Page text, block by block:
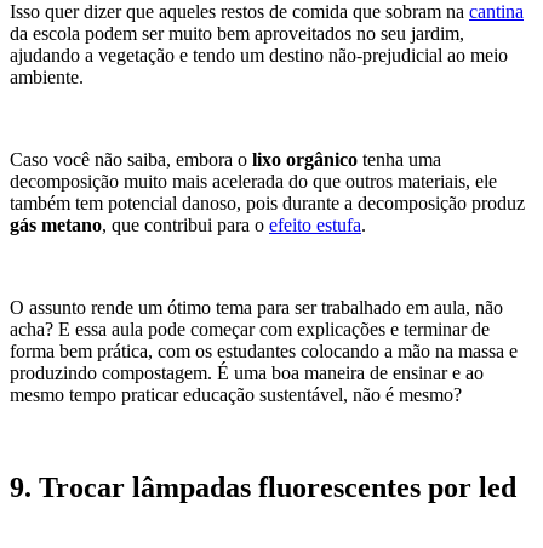
Isso quer dizer que aqueles restos de comida que sobram na cantina
da escola podem ser muito bem aproveitados no seu jardim,
ajudando a vegetação e tendo um destino não-prejudicial ao meio
ambiente.
Caso você não saiba, embora o lixo orgânico tenha uma
decomposição muito mais acelerada do que outros materiais, ele
também tem potencial danoso, pois durante a decomposição produz
gás metano, que contribui para o efeito estufa.
O assunto rende um ótimo tema para ser trabalhado em aula, não
acha? E essa aula pode começar com explicações e terminar de
forma bem prática, com os estudantes colocando a mão na massa e
produzindo compostagem. É uma boa maneira de ensinar e ao
mesmo tempo praticar educação sustentável, não é mesmo?
9. Trocar lâmpadas fluorescentes por led